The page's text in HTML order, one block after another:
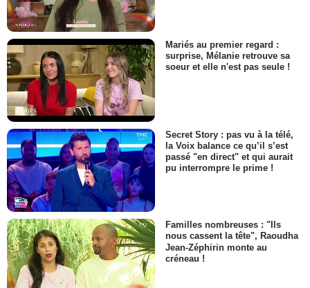
Mariés au premier regard :
surprise, Mélanie retrouve sa
soeur et elle n'est pas seule !
Secret Story : pas vu à la télé,
la Voix balance ce qu’il s’est
passé "en direct" et qui aurait
pu interrompre le prime !
Familles nombreuses : "Ils
nous cassent la tête", Raoudha
Jean-Zéphirin monte au
créneau !